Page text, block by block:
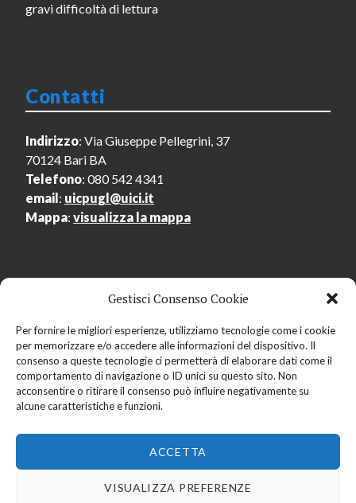
Gestisci Consenso Cookie
Per fornire le migliori esperienze, utilizziamo tecnologie come i cookie
per memorizzare e/o accedere alle informazioni del dispositivo. Il
consenso a queste tecnologie ci permetterà di elaborare dati come il
comportamento di navigazione o ID unici su questo sito. Non
acconsentire o ritirare il consenso può influire negativamente su
alcune caratteristiche e funzioni.
ACCETTA
VISUALIZZA PREFERENZE
gravi difficoltà di lettura
Contatti
Indirizzo: Via Giuseppe Pellegrini, 37
70124 Bari BA
Telefono: 080 542 4341
email : uicpugl@uici.it
Mappa: visualizza la mappa
Menu Utente
Accedi
Registrati
Centro Regionale dell'Audiolibro